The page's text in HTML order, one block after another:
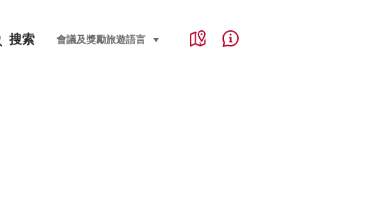
搜索 Language, region and important links
會議及獎勵旅遊語言 select (click to display)
Map Help & Contact